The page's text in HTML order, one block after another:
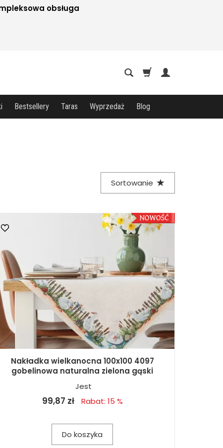
obsługa
Bestsellery Taras Wyprzedaż Blog
Sortowanie
Nakładka wielkanocna 100x100 4097
gobelinowa naturalna zielona gąski
Jest
99,87 zł Rabat: 15 %
Do koszyka